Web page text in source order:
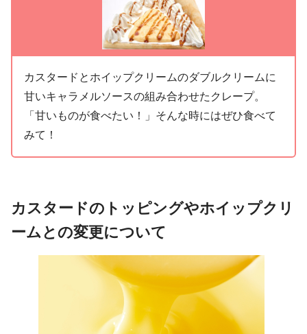
カスタードとホイップクリームのダブルクリームに
甘いキャラメルソースの組み合わせたクレープ。
「甘いものが食べたい！」そんな時にはぜひ食べて
みて！
カスタードのトッピングやホイップクリ
ームとの変更について